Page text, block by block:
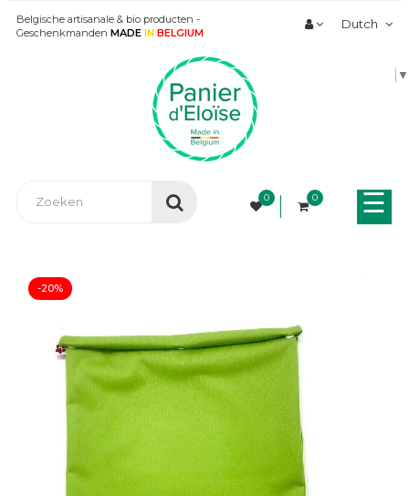
Belgische artisanale & bio producten -
Geschenkmanden MADE IN BELGIUM
Dutch
▼
0 0 ☰
-20%